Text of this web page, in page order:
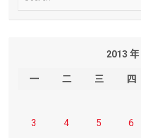
e
2013 年
一 二 三 四
3
4 5 6